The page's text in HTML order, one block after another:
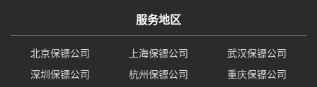
服务地区
北京保镖公司 上海保镖公司
武汉保镖公司
深圳保镖公司
杭州保镖公司
重庆保镖公司